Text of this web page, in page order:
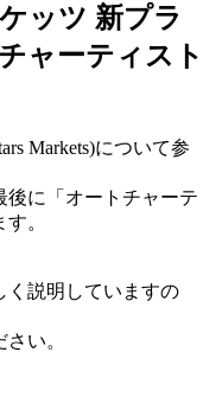
ッツ 新プラ
ャーティスト
Markets)について参
後に「オートチャーテ
。
く説明していますの
い。